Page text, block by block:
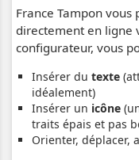
France Tampon
directement en ligne
configurateur, vous
Insérer du texte
idéalement)
Insérer un icône
traits épais et pas
Orienter, déplacer,